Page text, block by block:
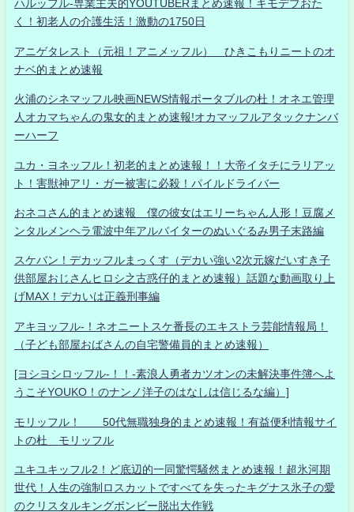
ハルッフル-専業主夫的YOUTUBERまとめ速報！キモデブおた
く！初老人の介護生活！激動の1750日
アニゲタレスト（元祖！アニメッフル） ひきこもりニートのオ
ナベ的まとめ速報
火浦のシネマッフル映画NEWS情報ポータブルの杜！オネエ管理
人オカマちゃんの鬼女的まとめ速報!オカマッフルアタックナンバ
ーハーフ
ユカ・ヨネッフル！初老的まとめ速報！！大帝イタチにラリアッ
ト！害獣神アリ・ガー被害に必殺！パイルドライバー
おネコさん的まとめ速報 僕の彼女はエリーちゃん人形！豆腐メ
ンタルメンヘラ電波中年アルバイターのぬいぐるみ男子末路編
スケバン！デカッフルまっくす（デカい強い2次元嫁だいすき子
供部屋おじさんヒロシ之古惑仔的まとめ速報）話題な動画取り上
げMAX！デカいは正義刑事編
アキヨッフル-！ネオニートスケ番長のエキストラ芸能情報局！
（子ども部屋おばさんの自宅警備員的まとめ速報）
[ヨシヨシロッフル-！！-素浪人勇者カツオンの未解決事件簿へよ
うこそYOUKO！のナンノ洋子のはなしは信じるな編）]
モリッフル！ 50代無職独身的まとめ速報！有益便利情報サイ
トの杜 モリッフル
ユキユキッフル2！ど底辺的一同驚愕騒然まとめ速報！超氷河期
世代！人生の強制ロスカットですべてを失ったキグナス氷子の愛
のクリスタルキングボンビー脱出大作戦